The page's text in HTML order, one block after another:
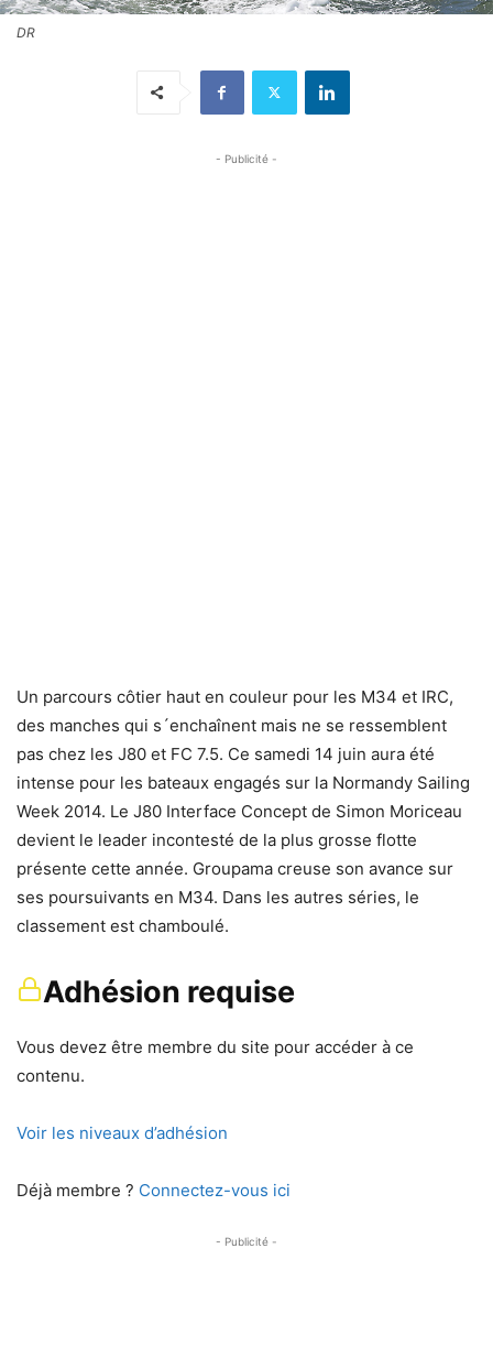
DR
- Publicité -
Un parcours côtier haut en couleur pour les M34 et IRC,
des manches qui s´enchaînent mais ne se ressemblent
pas chez les J80 et FC 7.5. Ce samedi 14 juin aura été
intense pour les bateaux engagés sur la Normandy Sailing
Week 2014. Le J80 Interface Concept de Simon Moriceau
devient le leader incontesté de la plus grosse flotte
présente cette année. Groupama creuse son avance sur
ses poursuivants en M34. Dans les autres séries, le
classement est chamboulé.
Adhésion requise
Vous devez être membre du site pour accéder à ce
contenu.
Voir les niveaux d’adhésion
Déjà membre ? Connectez-vous ici
- Publicité -